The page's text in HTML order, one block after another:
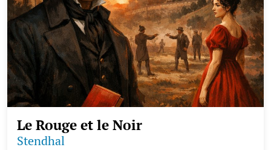
Le Rouge et le Noir
Stendhal